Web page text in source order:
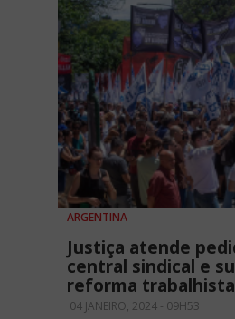
ARGENTINA
Justiça atende
central sindical e
reforma
04 JANEIRO, 2024 - 09H53